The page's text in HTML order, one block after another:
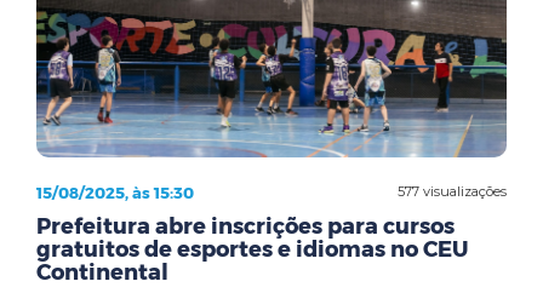
577 visualizações
15/08/2025, às 15:30
Prefeitura abre inscrições para cursos
gratuitos de esportes e idiomas no CEU
Continental